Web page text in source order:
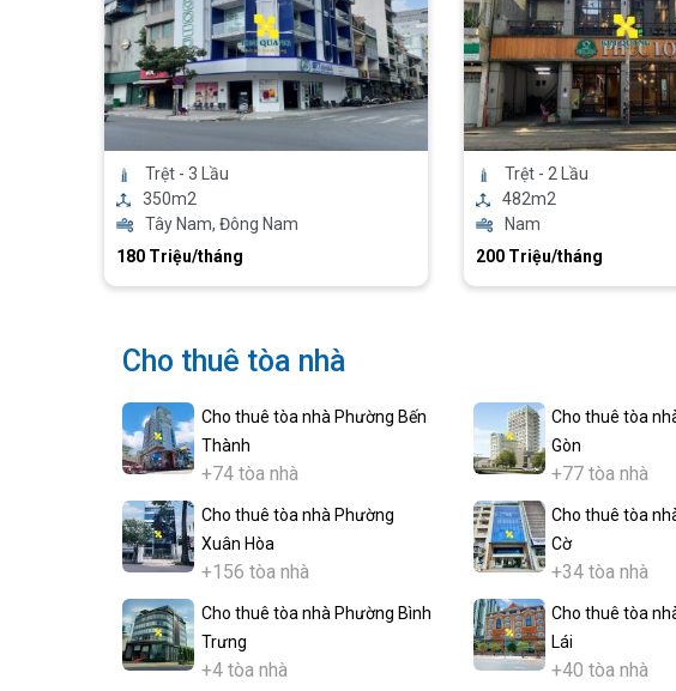
Trệt - 3 Lầu
350m2
Tây Nam, Đông Nam
180 Triệu/tháng
Trệt - 2 Lầu
482m2
Nam
200 Triệu/tháng
Cho thuê tòa nhà
Cho thuê tòa nhà Phường Bến
Thành
+74 tòa nhà
Cho thuê tòa
Gòn
+77 tòa nhà
Cho thuê tòa nhà Phường
Xuân Hòa
+156 tòa nhà
Cho thuê tòa
Cờ
+34 tòa nhà
Cho thuê tòa nhà Phường Bình
Trưng
+4 tòa nhà
Cho thuê tòa
Lái
+40 tòa nhà